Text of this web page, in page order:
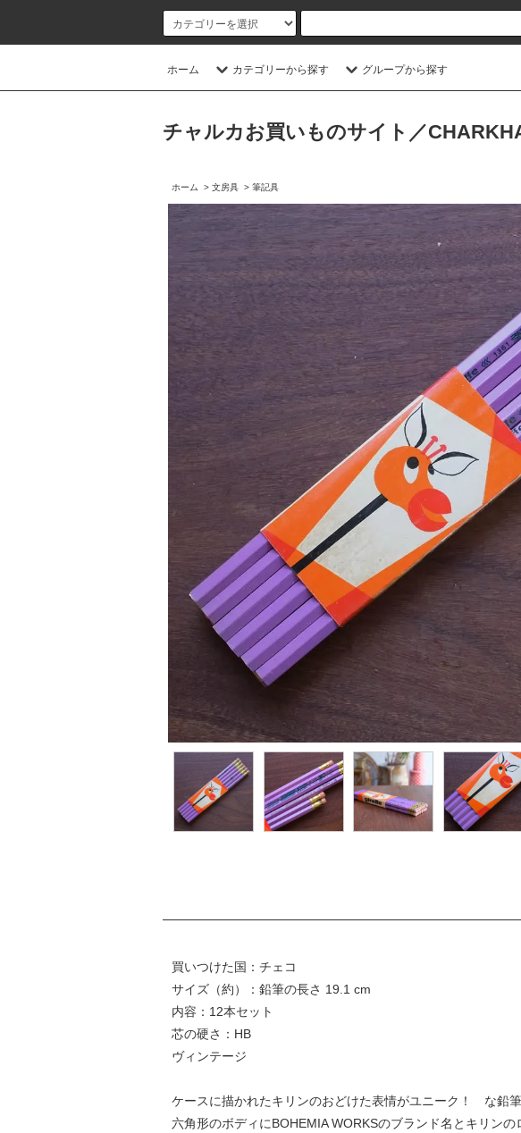
ホーム カテゴリーから探す グループから探す
チャルカお買いものサイト／
ホーム > 文房具 > 筆記具
買いつけた国：チェコ
サイズ（約）：鉛筆の長さ 19.1 cm
内容：12本セット
芯の硬さ：HB
ヴィンテージ
ケースに描かれたキリンのおどけた表情がユニーク！ な鉛筆
六角形のボディにBOHEMIA WORKSのブランド名とキリンの